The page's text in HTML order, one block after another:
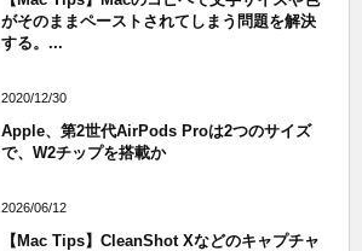
がそのままペーストされてしまう問題を解決
する。...
2020/12/30
Apple、第2世代AirPods Proは2つのサイズ
で、W2チップを搭載か
2026/06/12
【Mac Tips】CleanShot Xなどのキャプチャ